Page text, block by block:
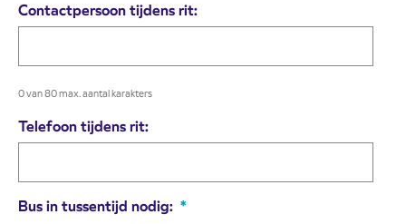
Contactpersoon tijdens rit:
0 van 80 max. aantal karakters
Telefoon tijdens rit:
Bus in tussentijd nodig: *